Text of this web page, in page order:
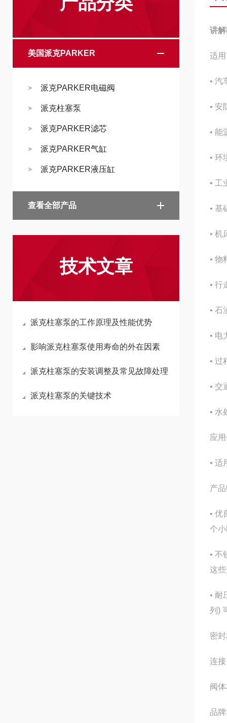
美国派克PARKER
派克PARKER电磁阀
派克柱塞泵
派克PARKER滤芯
派克PARKER气缸
派克PARKER液压缸
查看全部产品
技术文章
派克柱塞泵的工作原理及性能优势
影响派克柱塞泵使用寿命的外在因素
派克柱塞泵的安装调整及常见故障处理
派克柱塞泵的关键技术
讲
适
• 汽
• 安
• 能
• 环
• 工
• 基
• 机
• 物
• 行
• 石
• 电
• 过
• 交
• 水
应
• 适
产
• 优
个
• 不
这
• 耐
列)
密
连
阀
品